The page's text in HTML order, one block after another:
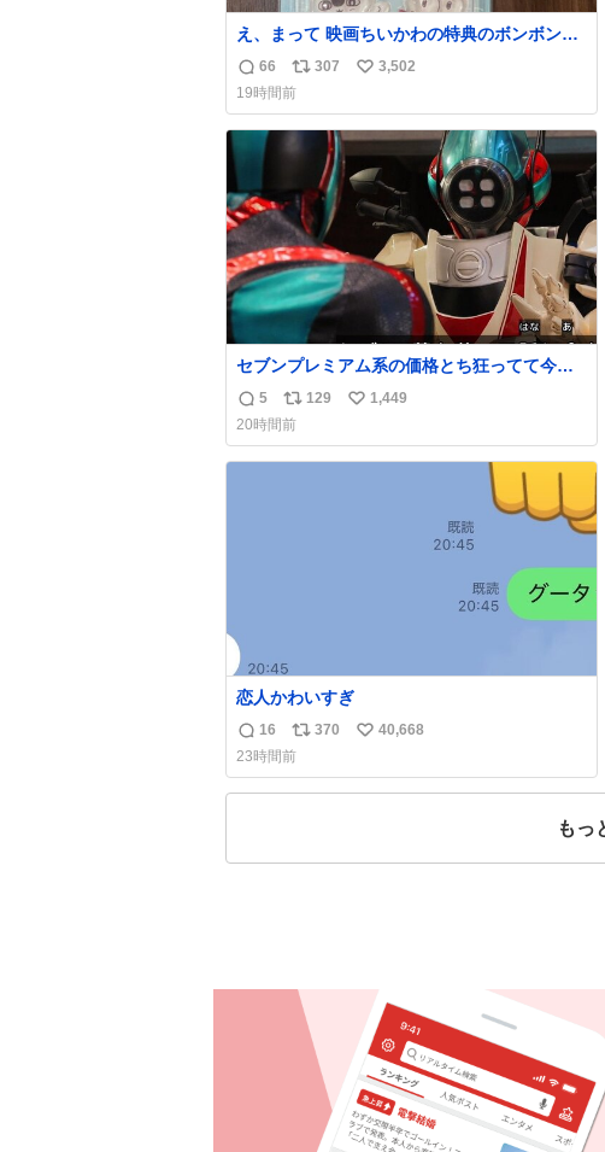
え、まって 映画ちいかわの特典のボンボンド
ロップシール もうメルカリにでてるやん #ち
いかわ
返
信
数
66
リ
ポ
ス
ト
307
い
ね
数
3,502
19時間前
セブンプレミアム系の価格とち狂ってて今こ
れ
返
信
数
5
リ
ポ
ス
129
い
ね
1,449
20時間前
恋人かわいすぎ
返
信
数
16
リ
ポ
ス
370
い
ね
40,668
23時間前
もっ